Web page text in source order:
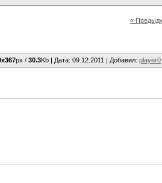
«
px / 30.3Kb | Дата: 09.12.2011 | Добавил: player0